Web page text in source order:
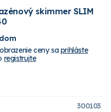
skimmer SLIM
ceny saprihláste
registrujte
300103